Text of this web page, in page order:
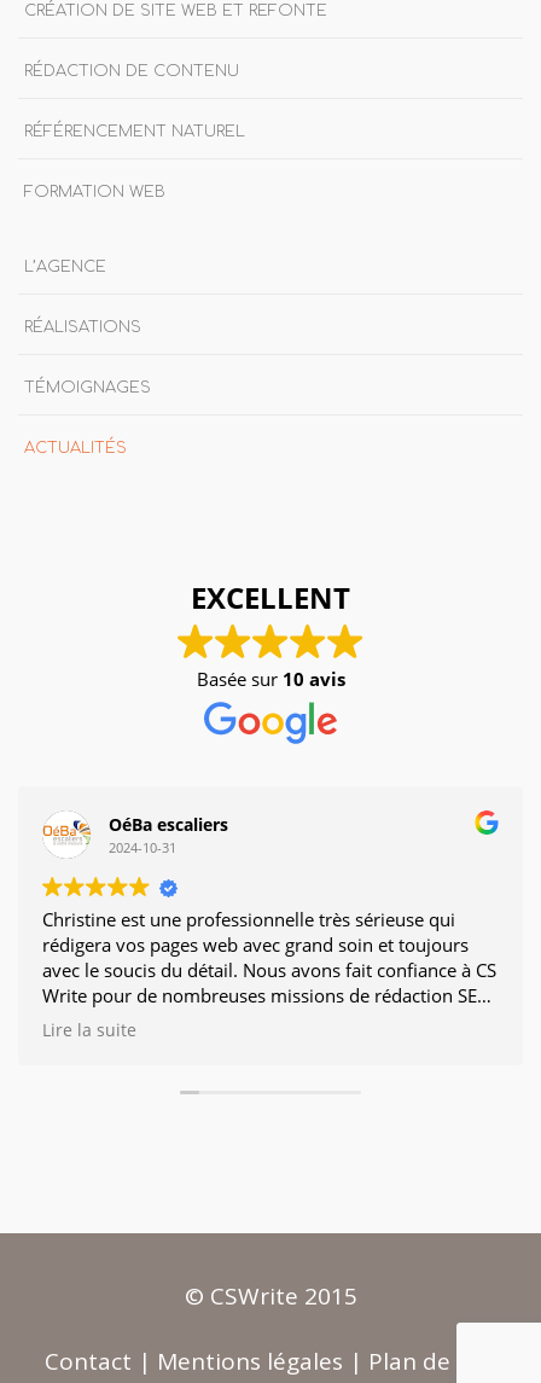
CRÉATION DE SITE WEB ET REFONTE
RÉDACTION DE CONTENU
RÉFÉRENCEMENT NATUREL
FORMATION WEB
L’AGENCE
RÉALISATIONS
TÉMOIGNAGES
ACTUALITÉS
EXCELLENT
Basée sur 10 avis
OéBa escaliers
2024-10-31
Christine est une professionnelle très sérieuse qui
rédigera vos pages web avec grand soin et toujours
avec le soucis du détail. Nous avons fait confiance à CS
Write pour de nombreuses missions de rédaction SEO
dont nous sommes très contents.
Lire la suite
© CSWrite 2015
Contact | Mentions légales | Plan de site